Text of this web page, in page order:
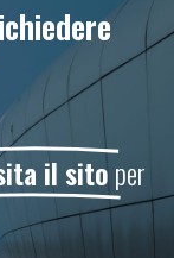
il sitoper